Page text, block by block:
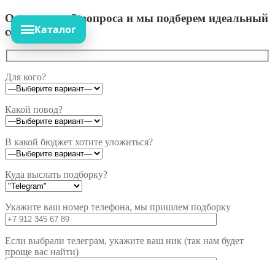
Ответьте на 3 вопроса и мы подберем идеальный
сет!
Для кого?
Какой повод?
В какой бюджет хотите уложиться?
Куда выслать подборку?
Укажите ваш номер телефона, мы пришлем подборку
Если выбрали телеграм, укажите ваш ник (так нам будет
проще вас найти)
Каталог